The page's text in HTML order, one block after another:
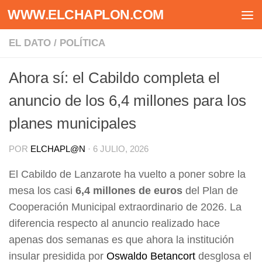
Saltar al contenido
WWW.ELCHAPLON.COM
EL DATO / POLÍTICA
Ahora sí: el Cabildo completa el
anuncio de los 6,4 millones para los
planes municipales
POR ELCHAPL@N · 6 JULIO, 2026
El Cabildo de Lanzarote ha vuelto a poner sobre la
mesa los casi 6,4 millones de euros del Plan de
Cooperación Municipal extraordinario de 2026. La
diferencia respecto al anuncio realizado hace
apenas dos semanas es que ahora la institución
insular presidida por Oswaldo Betancort desglosa el